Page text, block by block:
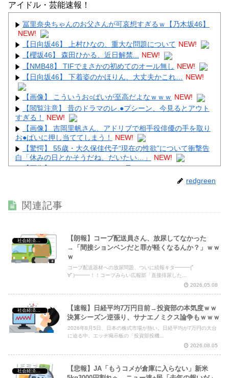
Powered by livedoor 相互RSS
アイドル・芸能速報！
冨里奈央ちゃんのお父さんが可哀想すぎるｗ【乃木坂46】
NEW!
【日向坂46】 上村ひなの、重大な問題について NEW!
【櫻坂46】 森田ひかる、近日解禁... NEW!
【NMB48】 TIFでまさかの初めてのオール無し NEW!
【日向坂46】 下着姿のかほりん、大丈夫かこれ…
NEW!
【画像】 こういうお○ぱいが至高だよなｗｗｗ NEW!
【閲覧注意】 昔のドラマのレ.●プシーン、今見るとアウト
すぎる！
NEW!
【画像】 吉岡里帆さん、アドリブで相手役俳優の手を取り
お●ぱいに押し当ててしまう！
NEW!
【驚愕】 55歳・大久保佳代子“現在の性欲”について衝撃告
白「休みの日とかそうだね、だいたい…」
NEW!
【画像】 めるる、ヒルナンデス見せたデカケツがそそる
Powered by livedoor 相互RSS
redgreen
関連記事
【朗報】コープ配送員さん、放尿してなかった
→「間接ションベンだと罪が軽くなるんか？」ｗｗ
ｗ
コープ配送器材への放尿問題、ついに続報キタ━━━(ﾟ
∀ﾟ)━━━！！コープみらい広報部「直接排尿した...
2026.05.08
【速報】日経平均7万円目前→投資部の本気度ｗｗ
決算シーズン逆張り、サナエノミクス論争もｗｗｗ
2026年8月5日、日本の株式市場が熱い。日経平均が7万円の大台
に迫る中、エッヂ掲示板の「投資部投機...
2026.08.05
【悲報】JA「もうコメが倉庫に入らない」新米